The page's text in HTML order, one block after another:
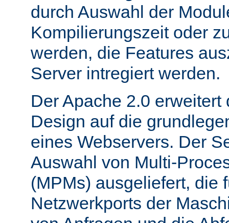
durch Auswahl der
Kompilierungszeit oder
werden, die Features
Server intregiert werden.
Der Apache 2.0
Design auf die
eines Webservers. Der
Auswahl von Multi-
(MPMs) ausgeliefert, die
Netzwerkports der